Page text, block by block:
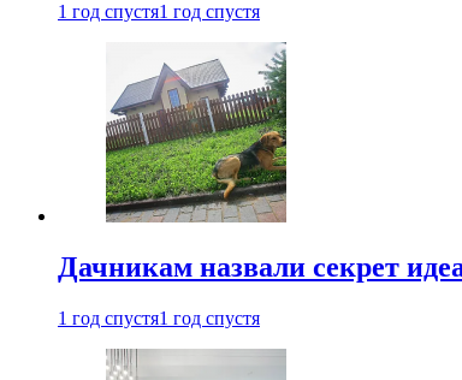
1 год спустя1 год спустя
Дачникам назвали секрет
1 год спустя1 год спустя